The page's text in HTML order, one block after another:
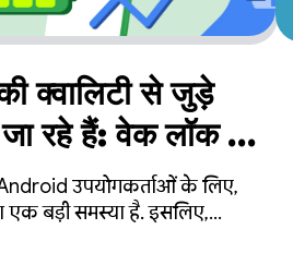
क्वालिटी से जुड़े
जा रहे हैं: वेक लॉक के
के उदाहरणों को
का तरीका
उपयोगकर्ताओं के लिए,
एक बड़ी समस्या है. इसलिए,
ऐप्लिकेशन बनाने में मदद करने के